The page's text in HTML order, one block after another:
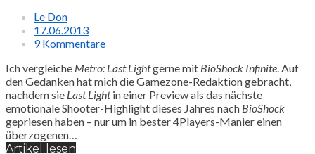
Le Don
17.06.2013
9 Kommentare
Ich vergleiche Metro: Last Lightgerne mit BioShock Infinite. Auf
den Gedanken hat mich die Gamezone-Redaktion gebracht,
nachdem sie Last Lightin einer Preview als das nächste
emotionale Shooter-Highlight dieses Jahres nach BioShock
gepriesen haben – nur um in bester 4Players-Manier einen
überzogenen…
Artikel lesen